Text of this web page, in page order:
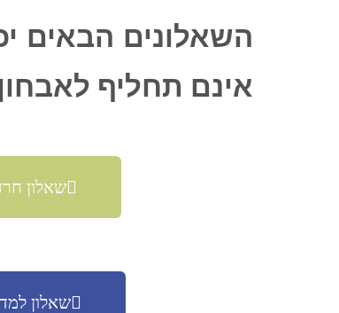
השאלונים הבאים
אינם תחליף
שאלון
שאלון